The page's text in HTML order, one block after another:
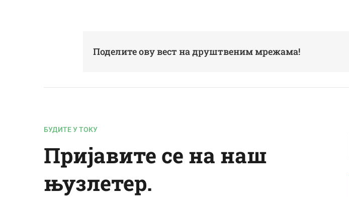
Поделите ову вест на друштвеним мрежама!
БУДИТЕ У ТОКУ
Пријавите се на наш
њузлетер.